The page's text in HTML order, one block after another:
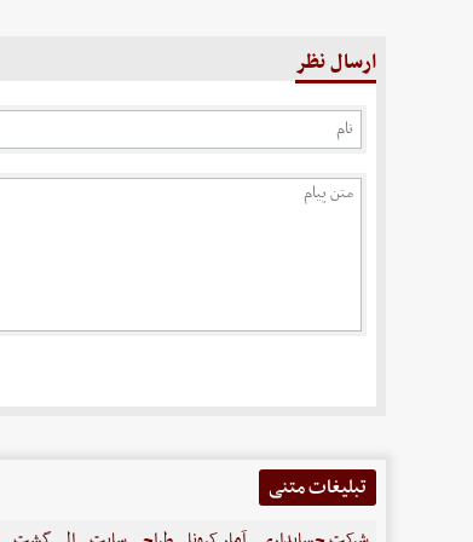
ارسال نظر
تبلیغات متنی